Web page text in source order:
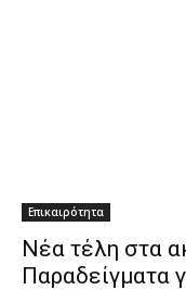
Επικαιρότητα
Νέα τέλη στα
Παραδείγματα